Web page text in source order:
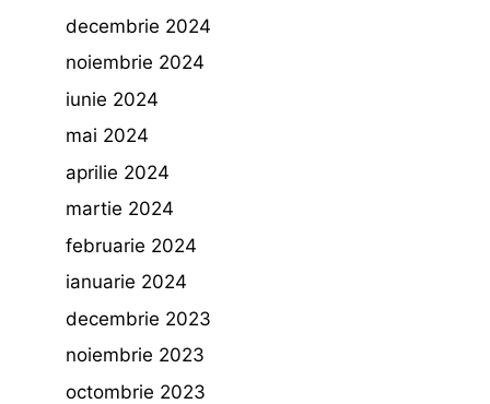
decembrie 2024
noiembrie 2024
iunie 2024
mai 2024
aprilie 2024
martie 2024
februarie 2024
ianuarie 2024
decembrie 2023
noiembrie 2023
octombrie 2023